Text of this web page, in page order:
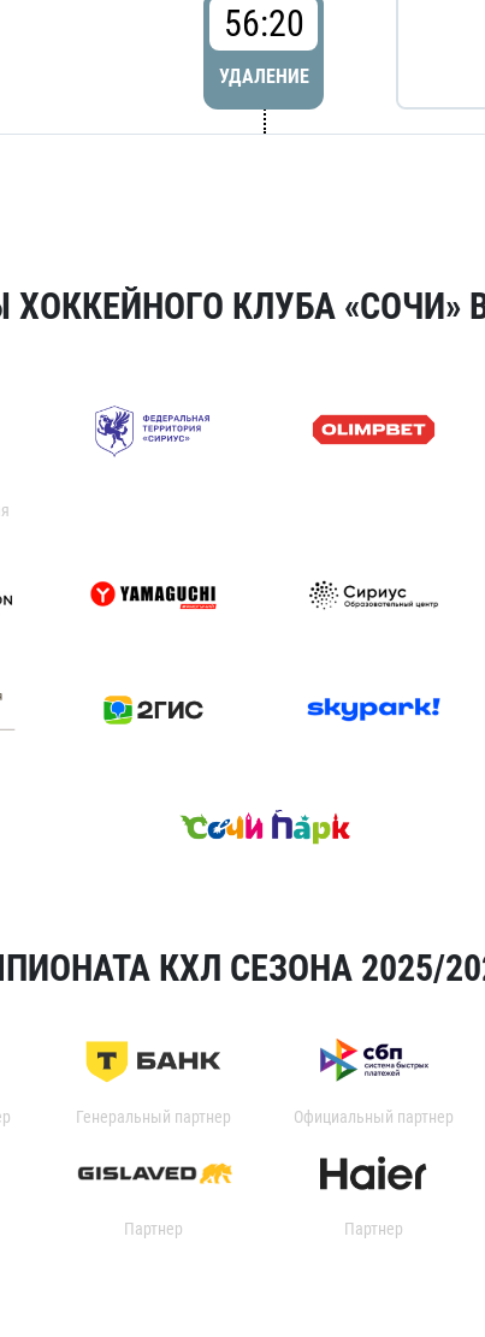
56:20
УДАЛЕНИЕ
КЛУБА «СОЧИ» В
КХЛ СЕЗОНА 2025/
Генеральный партнер Официальный партнер
Партнер Партнер